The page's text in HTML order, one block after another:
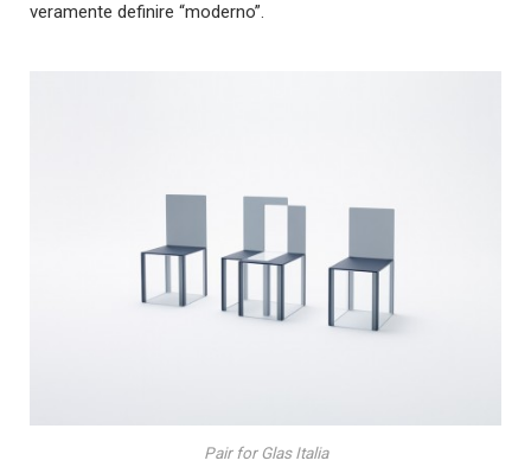
veramente definire “moderno”.
Pair for Glas Italia